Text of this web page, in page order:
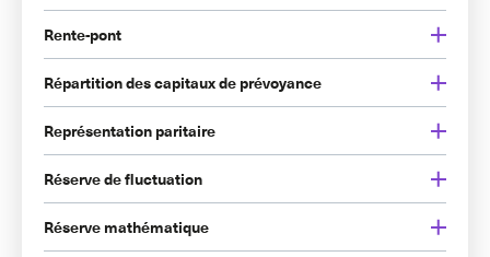
Rente-pont
Répartition des capitaux de prévoyance
Représentation paritaire
Réserve de fluctuation
Réserve mathématique